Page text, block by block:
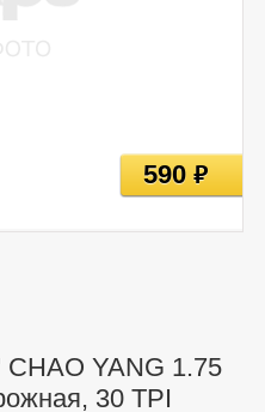
YANG 1.75
30 TPI
590руб